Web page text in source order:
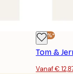
-40%*
Tom &
Vanaf €